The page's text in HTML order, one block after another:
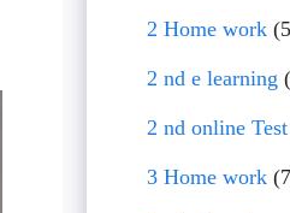
2 Home work
2 nd e learning
2 nd online Test
3 Home work